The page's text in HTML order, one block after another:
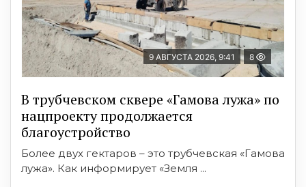
9 АВГУСТА 2026, 9:41 8
В трубчевском сквере «Гамова лужа» по
нацпроекту продолжается
благоустройство
Более двух гектаров – это трубчевская «Гамова
лужа». Как информирует «Земля ...